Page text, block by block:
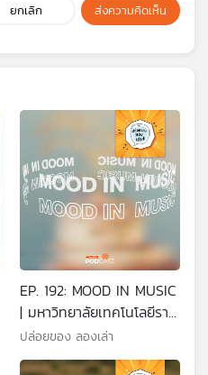
ยกเลิก ส่งความคิดเห็น
EP. 192: MOOD IN MUSIC
| มหาวิทยาลัยเทคโนโลยีราช
มงคลศรีวิชัย
ปล่อยของ ลองเล่า